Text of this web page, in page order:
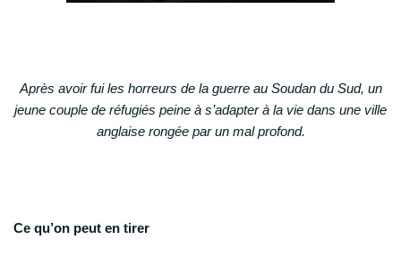
Après avoir fui les horreurs de la guerre au Soudan du Sud, un
jeune couple de réfugiés peine à s’adapter à la vie dans une ville
anglaise rongée par un mal profond.
Ce qu’on peut en tirer